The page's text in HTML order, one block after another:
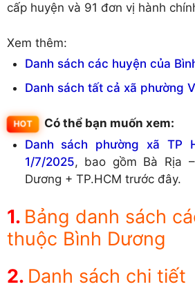
cấp huyện và 91 đơn vị hành
Xem thêm:
Danh sách các huyện của
Danh sách tất cả xã phường
Có thể bạn muốn xem:
Danh sách phường xã TP
1/7/2025, bao gồm Bà Rịa
Dương + TP.HCM trước đây.
Bảng danh sách
thuộc Bình Dương
Danh sách chi tiết